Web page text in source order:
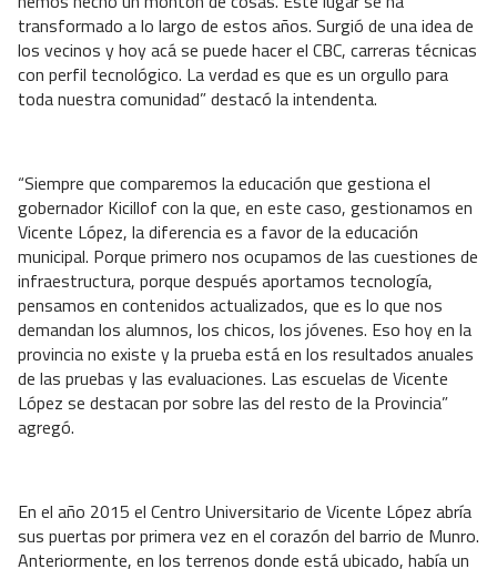
transformado a lo largo de estos años. Surgió de una idea de
los vecinos y hoy acá se puede hacer el CBC, carreras técnicas
con perfil tecnológico. La verdad es que es un orgullo para
toda nuestra comunidad” destacó la intendenta.
“Siempre que comparemos la educación que gestiona el
gobernador Kicillof con la que, en este caso, gestionamos en
Vicente López, la diferencia es a favor de la educación
municipal. Porque primero nos ocupamos de las cuestiones de
infraestructura, porque después aportamos tecnología,
pensamos en contenidos actualizados, que es lo que nos
demandan los alumnos, los chicos, los jóvenes. Eso hoy en la
provincia no existe y la prueba está en los resultados anuales
de las pruebas y las evaluaciones. Las escuelas de Vicente
López se destacan por sobre las del resto de la Provincia”
agregó.
En el año 2015 el Centro Universitario de Vicente López abría
sus puertas por primera vez en el corazón del barrio de Munro.
Anteriormente, en los terrenos donde está ubicado, había un